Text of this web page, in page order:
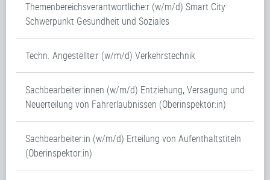
Themenbereichsverantwortliche:r (w/m/d) Smart City
Schwerpunkt Gesundheit und Soziales
Techn. Angestellte:r (w/m/d) Verkehrstechnik
Sachbearbeiter:innen (w/m/d) Entziehung, Versagung und
Neuerteilung von Fahrerlaubnissen (Oberinspektor:in)
Sachbearbeiter:in (w/m/d) Erteilung von Aufenthaltstiteln
(Oberinspektor:in)